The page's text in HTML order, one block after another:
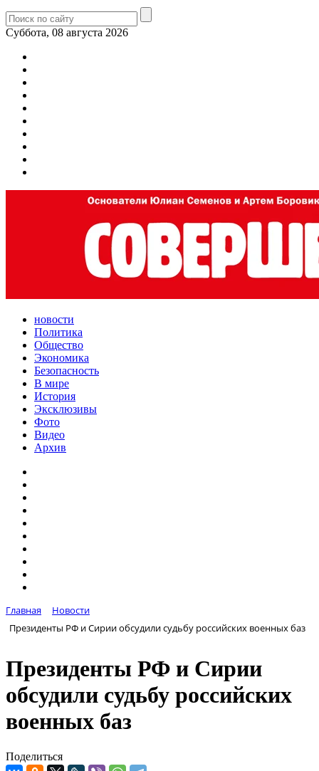
Суббота, 08 августа 2026
новости
Политика
Общество
Экономика
Безопасность
В мире
История
Эксклюзивы
Фото
Видео
Архив
Главная
Новости
Президенты РФ и Сирии обсудили судьбу российских военных баз
Президенты РФ и Сирии
обсудили судьбу российских
военных баз
Поделиться